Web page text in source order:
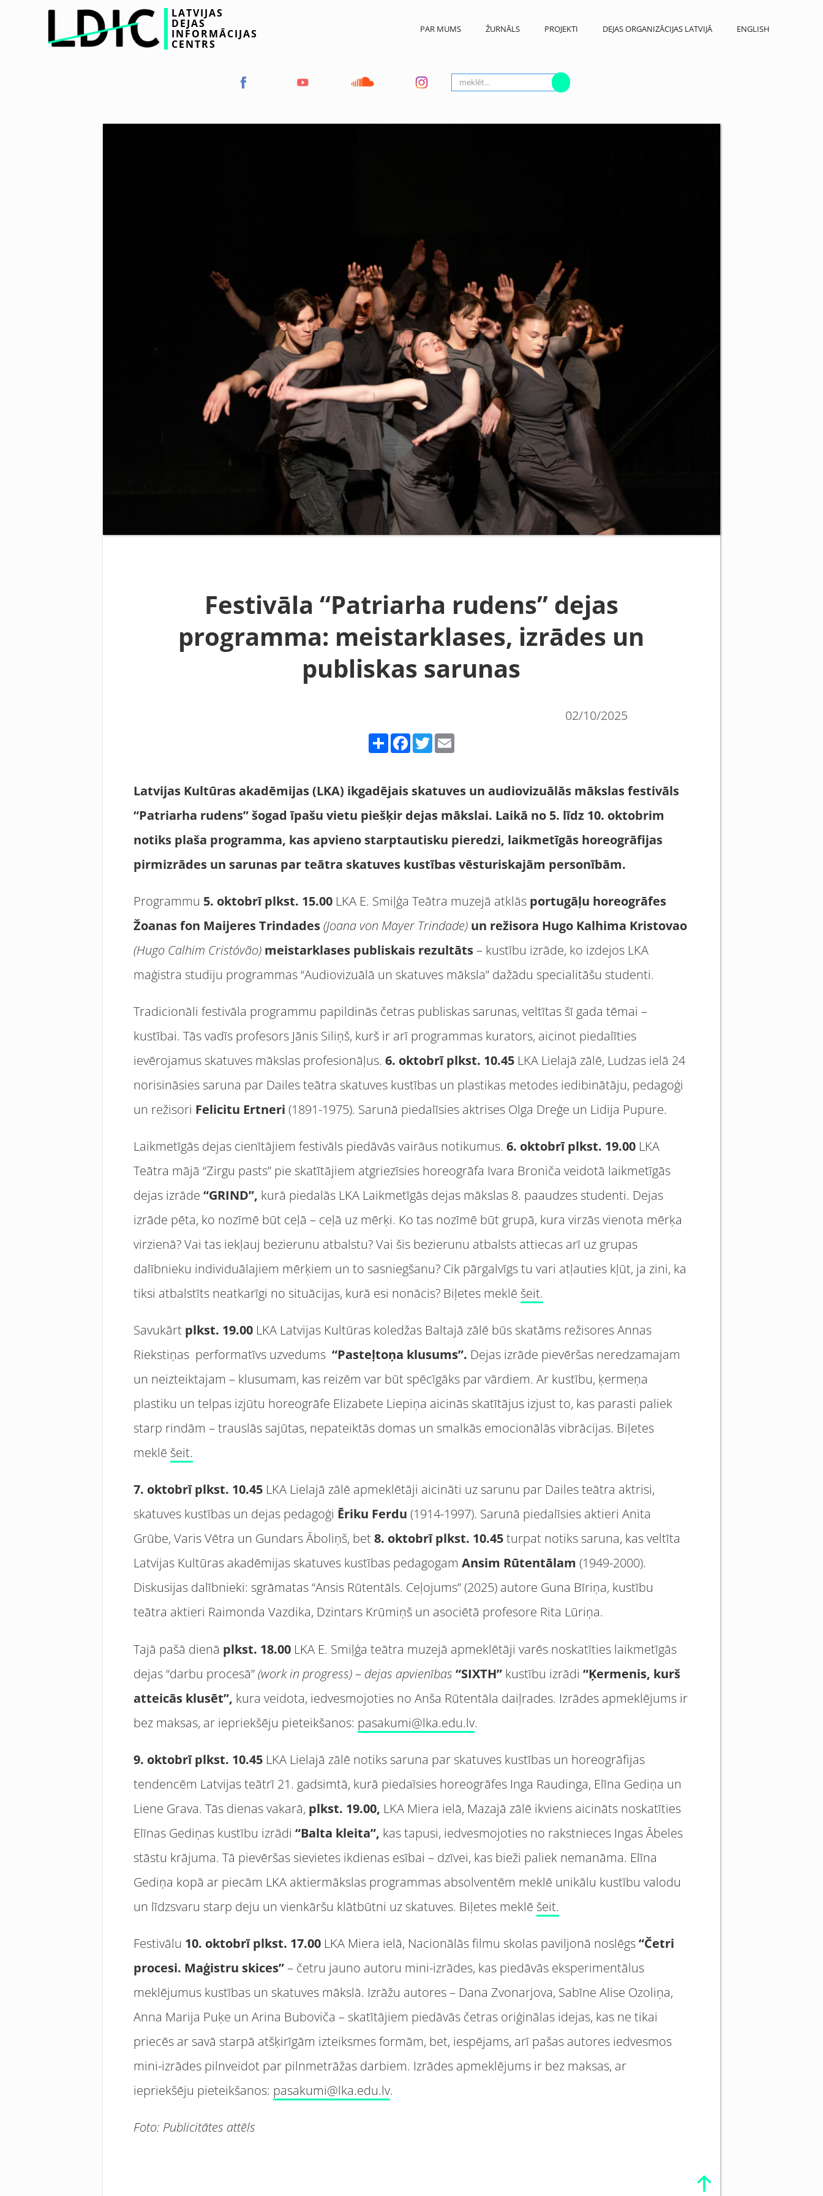
LATVIJAS
DEJAS
INFORMĀCIJAS
CENTRS
PAR MUMS ŽURNĀLS PROJEKTI DEJAS ORGANIZĀCIJAS LATVIJĀ ENGLISH
Festivāla “Patriarha rudens” dejas
programma: meistarklases, izrādes un
publiskas sarunas
02/10/2025
Share FacebookTwitter
Latvijas Kultūras akadēmijas (LKA) ikgadējais skatuves un audiovizuālās mākslas festivāls
“Patriarha rudens” šogad īpašu vietu piešķir dejas mākslai. Laikā no 5. līdz 10. oktobrim
notiks plaša programma, kas apvieno starptautisku pieredzi, laikmetīgās horeogrāfijas
pirmizrādes un sarunas parteātra skatuves kustības vēsturiskajām personībām.
Programmu 5. oktobrī plkst. 15.00 LKA E. Smiļģa Teātra muzejā atklās portugāļu horeogrāfes
Žoanas fon Maijeres Trindades(Joana von Mayer Trindade) un režisora Hugo Kalhima Kristovao
(Hugo Calhim Cristóvão) meistarklases publiskais rezultāts– kustību izrāde, ko izdejos LKA
maģistra studiju programmas “Audiovizuālā un skatuves māksla” dažādu specialitāšu studenti.
Tradicionāli festivāla programmu papildinās četras publiskas sarunas, veltītas šī gada tēmai –
kustībai. Tās vadīs profesors Jānis Siliņš, kurš ir arī programmas kurators, aicinot piedalīties
ievērojamus skatuves mākslas profesionāļus. 6. oktobrī plkst. 10.45 LKA Lielajā zālē, Ludzas ielā 24
norisināsies saruna par Dailes teātra skatuves kustības un plastikas metodes iedibinātāju, pedagoģi
un režisori Felicitu Ertneri (1891-1975). Sarunā piedalīsies aktrises Olga Dreģe un Lidija Pupure.
Laikmetīgās dejas cienītājiem festivāls piedāvās vairāus notikumus. 6. oktobrī plkst. 19.00 LKA
Teātra mājā “Zirgu pasts” pie skatītājiem atgriezīsies horeogrāfa Ivara Broniča veidotā laikmetīgās
dejas izrāde “GRIND”, kurā piedalās LKA Laikmetīgās dejas mākslas 8. paaudzes studenti. Dejas
izrāde pēta, ko nozīmē būt ceļā – ceļā uz mērķi. Ko tas nozīmē būt grupā, kura virzās vienota mērķa
virzienā? Vai tas iekļauj bezierunu atbalstu? Vai šis bezierunu atbalsts attiecas arī uz grupas
dalībnieku individuālajiem mērķiem un to sasniegšanu? Cik pārgalvīgs tu vari atļauties kļūt, ja zini, ka
tiksi atbalstīts neatkarīgi no situācijas, kurā esi nonācis? Biļetes meklē šeit.
Savukārt plkst. 19.00 LKA Latvijas Kultūras koledžas Baltajā zālē būs skatāms režisores Annas
Riekstiņas performatīvs uzvedums “Pasteļtoņa klusums”. Dejas izrāde pievēršas neredzamajam
un neizteiktajam – klusumam, kas reizēm var būt spēcīgāks par vārdiem. Ar kustību, ķermeņa
plastiku un telpas izjūtu horeogrāfe Elizabete Liepiņa aicinās skatītājus izjust to, kas parasti paliek
starp rindām – trauslās sajūtas, nepateiktās domas un smalkās emocionālās vibrācijas. Biļetes
meklē šeit.
7. oktobrī plkst. 10.45 LKA Lielajā zālē apmeklētāji aicināti uz sarunu par Dailes teātra aktrisi,
skatuves kustības un dejas pedagoģi Ēriku Ferdu (1914-1997). Sarunā piedalīsies aktieri Anita
Grūbe, Varis Vētra un Gundars Āboliņš, bet8. oktobrī plkst. 10.45turpat notiks saruna, kas veltīta
Latvijas Kultūras akadēmijas skatuves kustības pedagogam Ansim Rūtentālam (1949-2000).
Diskusijas dalībnieki: sgrāmatas “Ansis Rūtentāls. Ceļojums” (2025) autore Guna Bīriņa, kustību
teātra aktieri Raimonda Vazdika, Dzintars Krūmiņš un asociētā profesore Rita Lūriņa.
Tajā pašā dienā plkst. 18.00 LKA E. Smiļģa teātra muzejā apmeklētāji varēs noskatīties laikmetīgās
dejas “darbu procesā”(work in progress)– dejas apvienības “SIXTH” kustību izrādi “Ķermenis, kurš
atteicās klusēt”, kura veidota, iedvesmojoties no Anša Rūtentāla daiļrades. Izrādes apmeklējums ir
bez maksas, ar iepriekšēju pieteikšanos: pasakumi@lka.edu.lv.
9. oktobrī plkst. 10.45 LKA Lielajā zālē notiks saruna par skatuves kustības un horeogrāfijas
tendencēm Latvijas teātrī 21. gadsimtā, kurā piedaīsies horeogrāfes Inga Raudinga, Elīna Gediņa un
Liene Grava. Tās dienas vakarā, plkst. 19.00, LKA Miera ielā, Mazajā zālē ikviens aicināts noskatīties
Elīnas Gediņas kustību izrādi “Balta kleita”, kas tapusi, iedvesmojoties no rakstnieces Ingas Ābeles
stāstu krājuma. Tā pievēršas sievietes ikdienas esībai – dzīvei, kas bieži paliek nemanāma. Elīna
Gediņa kopā ar piecām LKA aktiermākslas programmas absolventēm meklē unikālu kustību valodu
un līdzsvaru starp deju un vienkāršu klātbūtni uz skatuves. Biļetes meklē šeit.
Festivālu 10. oktobrī plkst. 17.00 LKA Miera ielā, Nacionālās filmu skolas paviljonā noslēgs“Četri
procesi. Maģistru skices”– četru jauno autoru mini-izrādes, kas piedāvās eksperimentālus
meklējumus kustības un skatuves mākslā. Izrāžu autores – Dana Zvonarjova, Sabīne Alise Ozoliņa,
Anna Marija Puķe un Arina Buboviča – skatītājiem piedāvās četras oriģinālas idejas, kas ne tikai
priecēs ar savā starpā atšķirīgām izteiksmes formām, bet, iespējams, arī pašas autores iedvesmos
mini-izrādes pilnveidot par pilnmetrāžas darbiem. Izrādes apmeklējums ir bez maksas, ar
iepriekšēju pieteikšanos: pasakumi@lka.edu.lv.
Foto: Publicitātes attēls